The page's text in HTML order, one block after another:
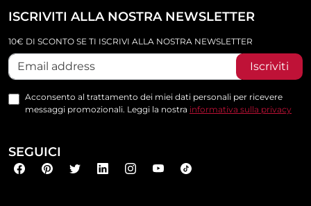
ISCRIVITI ALLA NOSTRA NEWSLETTER
10€ DI SCONTO SE TI ISCRIVI ALLA NOSTRA NEWSLETTER
Iscriviti
Acconsento al trattamento dei miei dati personali per ricevere
messaggi promozionali. Leggi la nostra informativa sulla privacy
SEGUICI